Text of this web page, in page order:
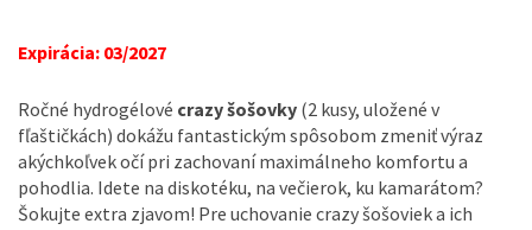
Expirácia: 03/2027
Ročné hydrogélové crazy šošovky (2 kusy, uložené v
fľaštičkách) dokážu fantastickým spôsobom zmeniť výraz
akýchkoľvek očí pri zachovaní maximálneho komfortu a
pohodlia. Idete na diskotéku, na večierok, ku kamarátom?
Šokujte extra zjavom! Pre uchovanie crazy šošoviek a ich